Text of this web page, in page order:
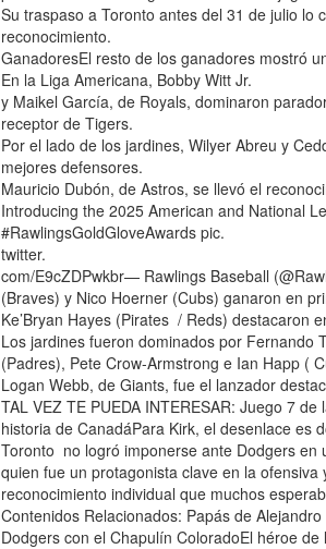
Su traspaso a Toronto antes del 31 de julio lo
reconocimiento.
GanadoresEl resto de los ganadores mostró
En la Liga Americana, Bobby Witt Jr.
y Maikel García, de Royals, dominaron
receptor de Tigers.
Por el lado de los jardines, Wilyer Abreu y
mejores defensores.
Mauricio Dubón, de Astros, se llevó el
Introducing the 2025 American and National
#RawlingsGoldGloveAwards pic.
twitter.
com/E9cZDPwkbr— Rawlings Baseball
(Braves) y Nico Hoerner (Cubs) ganaron en
Ke’Bryan Hayes (Pirates / Reds) destacaron
Los jardines fueron dominados por Fernando
(Padres), Pete Crow-Armstrong e Ian Happ (
Logan Webb, de Giants, fue el lanzador
TAL VEZ TE PUEDA INTERESAR: Juego 7
historia de CanadáPara Kirk, el desenlace es
Toronto no logró imponerse ante Dodgers en
quien fue un protagonista clave en la
reconocimiento individual que muchos
Contenidos Relacionados: Papás de
Dodgers con el Chapulín ColoradoEl héroe